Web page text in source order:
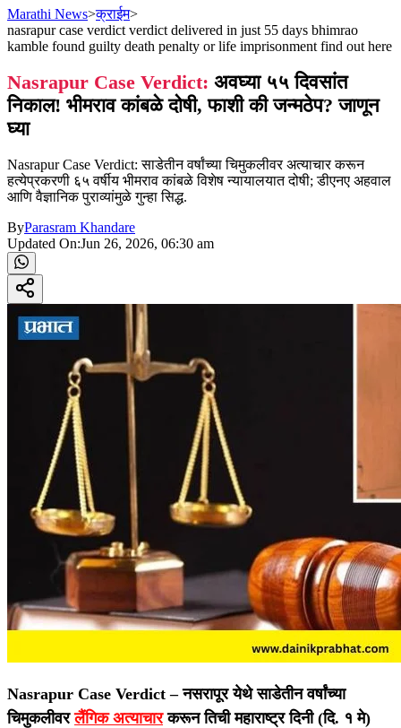
Marathi News>क्राईम>
nasrapur case verdict verdict delivered in just 55 days bhimrao
kamble found guilty death penalty or life imprisonment find out here
Nasrapur Case Verdict: अवघ्या ५५ दिवसांत
निकाल! भीमराव कांबळे दोषी, फाशी की जन्मठेप? जाणून
घ्या
Nasrapur Case Verdict: साडेतीन वर्षांच्या चिमुकलीवर अत्याचार करून
हत्येप्रकरणी ६५ वर्षीय भीमराव कांबळे विशेष न्यायालयात दोषी; डीएनए अहवाल
आणि वैज्ञानिक पुराव्यांमुळे गुन्हा सिद्ध.
ByParasram Khandare
Updated On:Jun 26, 2026, 06:30 am
Nasrapur Case Verdict –नसरापूर येथे साडेतीन वर्षांच्या
चिमुकलीवरलैंगिक अत्याचारकरून तिची महाराष्ट्र दिनी (दि. १ मे)